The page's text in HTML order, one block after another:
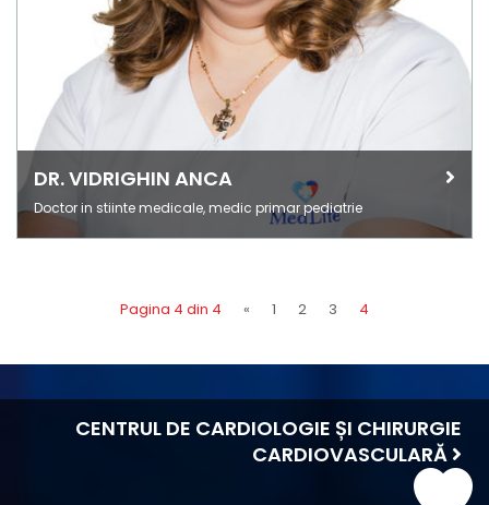
DR. VIDRIGHIN ANCA
Doctor in stiinte medicale, medic primar pediatrie
Pagina 4 din 4 « 1 2 3 4
CENTRUL DE CARDIOLOGIE ȘI CHIRURGIE
CARDIOVASCULARĂ